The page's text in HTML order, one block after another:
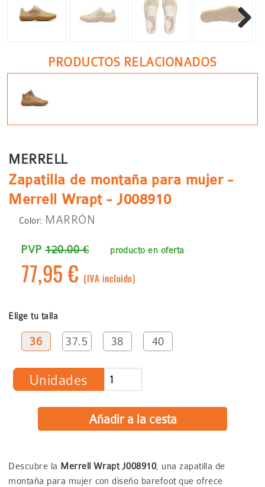
PRODUCTOS RELACIONADOS
MERRELL
Zapatilla de montaña para mujer -
Merrell Wrapt - J008910
Color: MARRÓN
PVP120.00 € producto en oferta
77,95 € (IVA incluido)
Elige tu talla
36 37.5 38 40
Unidades
Descubre la Merrell Wrapt J008910, una zapatilla de
montaña para mujer con diseño barefoot que ofrece